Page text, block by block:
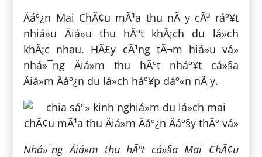
Äáº¿n Mai ChÃ¢u mÃ¹a thu nÃ y cÃ³ ráº¥t
nhiá»u Äiá»u thu hÃºt khÃ¡ch du lá»ch
khÃ¡c nhau. HÃ£y cÃ¹ng tÃ¬m hiá»u vá»
nhá»¯ng Äiá»m thu hÃºt nháº¥t cá»§a
Äiá»m Äáº¿n du lá»ch háº¥p dáº«n nÃ y.
Nhá»¯ng Äiá»m thu hÃºt cá»§a Mai ChÃ¢u